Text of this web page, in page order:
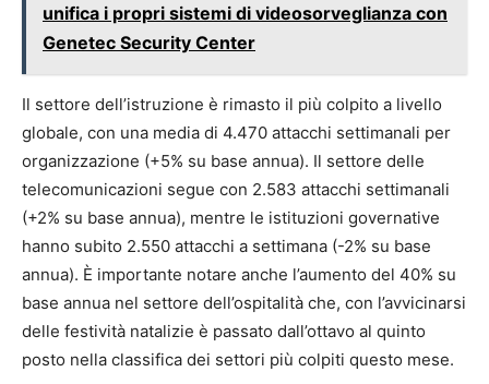
unifica i propri sistemi di videosorveglianza con
Genetec Security Center
Il settore dell’istruzione è rimasto il più colpito a livello
globale, con una media di 4.470 attacchi settimanali per
organizzazione (+5% su base annua). Il settore delle
telecomunicazioni segue con 2.583 attacchi settimanali
(+2% su base annua), mentre le istituzioni governative
hanno subito 2.550 attacchi a settimana (-2% su base
annua). È importante notare anche l’aumento del 40% su
base annua nel settore dell’ospitalità che, con l’avvicinarsi
delle festività natalizie è passato dall’ottavo al quinto
posto nella classifica dei settori più colpiti questo mese.